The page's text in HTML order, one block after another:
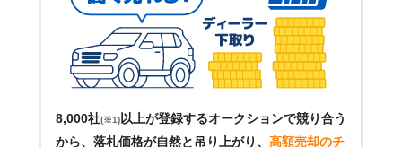
8,000社(※1) 以上が登録するオークションで競り合う
から、落札価格が自然と吊り上がり、 高額売却のチ